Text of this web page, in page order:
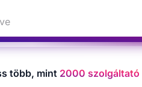
több, mint 2000 szolgáltató